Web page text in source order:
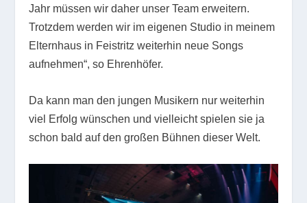
Jahr müssen wir daher unser Team erweitern.
Trotzdem werden wir im eigenen Studio in meinem
Elternhaus in Feistritz weiterhin neue Songs
aufnehmen“, so Ehrenhöfer.
Da kann man den jungen Musikern nur weiterhin
viel Erfolg wünschen und vielleicht spielen sie ja
schon bald auf den großen Bühnen dieser Welt.